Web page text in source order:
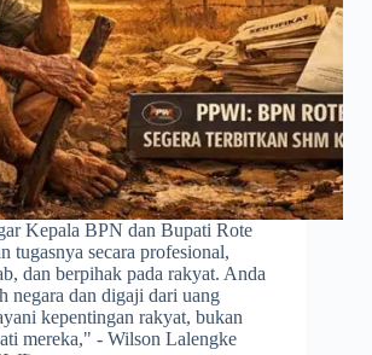
Kepala BPN dan Bupati Rote
tugasnya secara profesional,
dan berpihak pada rakyat. Anda
negara dan digaji dari uang
kepentingan rakyat, bukan
mereka," - Wilson Lalengke